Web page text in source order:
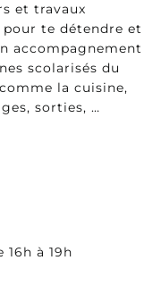
et travaux
pour te détendre et
accompagnement
scolarisés du
la cuisine,
sorties, …
à 19h